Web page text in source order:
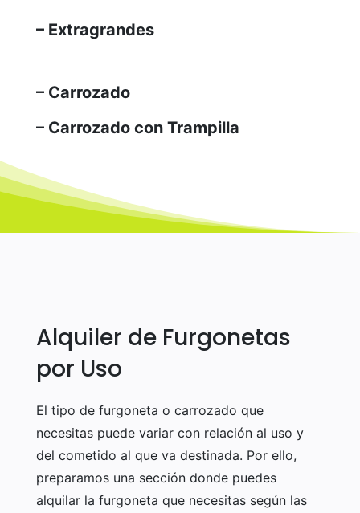
– Extragrandes
– Carrozado
– Carrozado con Trampilla
Alquiler de Furgonetas
por Uso
El tipo de furgoneta o carrozado que
necesitas puede variar con relación al uso y
del cometido al que va destinada. Por ello,
preparamos una sección donde puedes
alquilar la furgoneta que necesitas según las